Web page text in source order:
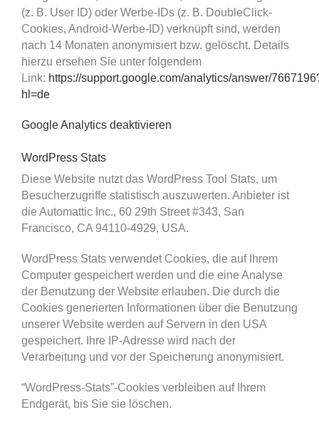
(z. B. User ID) oder Werbe-IDs (z. B. DoubleClick-
Cookies, Android-Werbe-ID) verknüpft sind, werden
nach 14 Monaten anonymisiert bzw. gelöscht. Details
hierzu ersehen Sie unter folgendem
Link: https://support.google.com/analytics/answer/
hl=de
Google Analytics deaktivieren
WordPress Stats
Diese Website nutzt das WordPress Tool Stats, um
Besucherzugriffe statistisch auszuwerten. Anbieter ist
die Automattic Inc., 60 29th Street #343, San
Francisco, CA 94110-4929, USA.
WordPress Stats verwendet Cookies, die auf Ihrem
Computer gespeichert werden und die eine Analyse
der Benutzung der Website erlauben. Die durch die
Cookies generierten Informationen über die Benutzung
unserer Website werden auf Servern in den USA
gespeichert. Ihre IP-Adresse wird nach der
Verarbeitung und vor der Speicherung anonymisiert.
“WordPress-Stats”-Cookies verbleiben auf Ihrem
Endgerät, bis Sie sie löschen.